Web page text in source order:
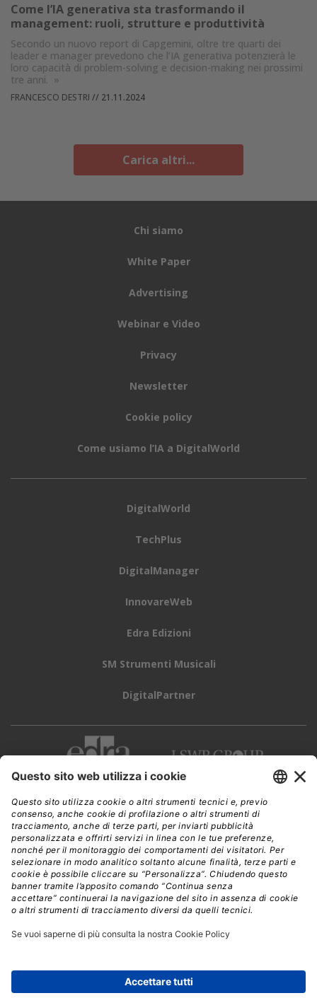
Come l’IA generativa sta trasformando il
management: ruoli, strutture e produttività
Secondo un nuovo report di Capgemini, oltre tre quarti dei
leader e manager prevedono che l’IA generativa potenzierà le
loro capacità di problem-solving e decision-making nei prossimi
tre anni. »
FRANCESCO DESTRI // 21.11.2024
Carica altri...
Chi siamo
White Paper
Advertising
Webinar e Video
Privacy
Newsletter
Cookie policy
Come usiamo l’IA a DigitalWorld
DigitalWorld
TechPlus
DigitalManager
InnovareWeb
Edra Edizioni
SM Strumenti Musicali
DigitalPartner
CWI è una testata giornalistica diEdra Edizioni s.r.l.
Direzione, amministrazione, redazione, pubblicità
Viale Enrico Forlanini 21 - 20134 Milano
Tel. +39 02 881841
C.F./P IVA 13002100157
www.edraedizioni.it|Privacy
Follow Us